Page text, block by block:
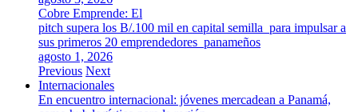
Cobre Emprende: El
pitch supera los B/.100 mil en capital semilla para impulsar a
sus primeros 20 emprendedores panameños
agosto 1, 2026
Previous Next
Internacionales
En encuentro internacional: jóvenes mercadean a Panamá,